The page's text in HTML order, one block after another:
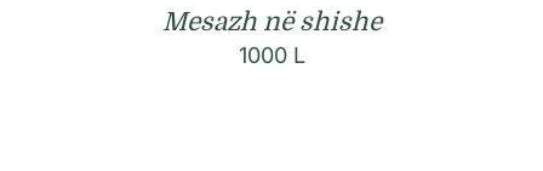
Mesazh në shishe
1000 L